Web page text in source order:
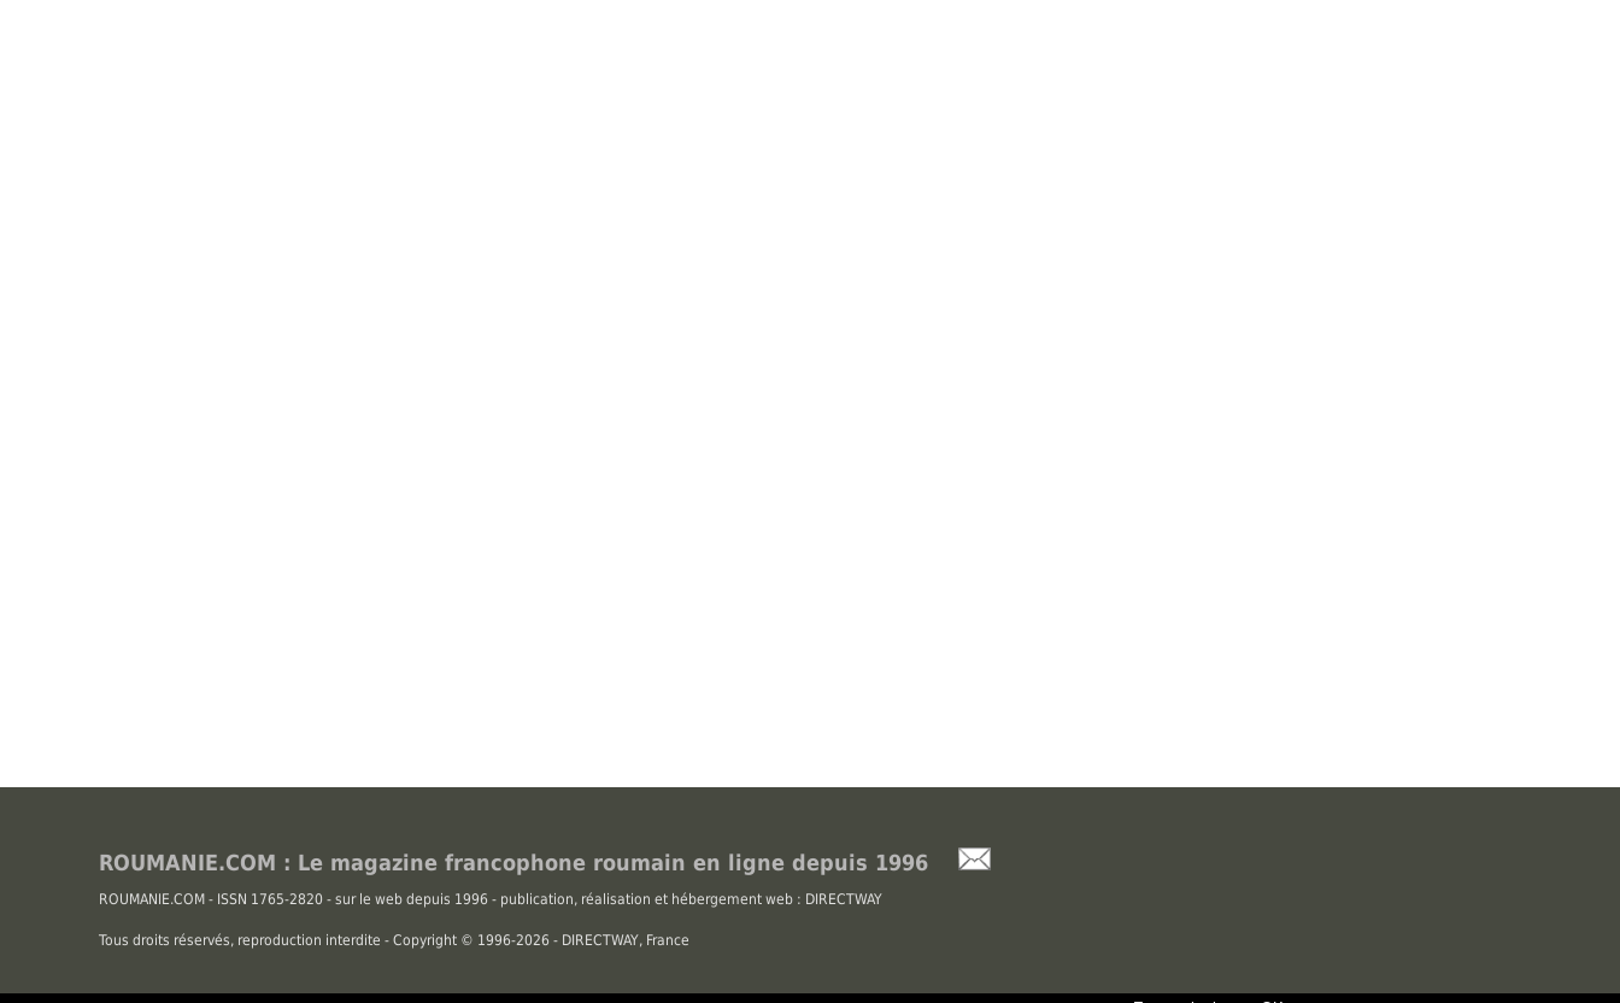
ROUMANIE.COM : Le magazine francophone roumain en ligne depuis 1996
ROUMANIE.COM - ISSN 1765-2820 - sur le web depuis 1996 - publication, réalisation et hébergement web : DIRECTWAY
Tous droits réservés, reproduction interdite - Copyright © 1996-2026 - DIRECTWAY, France